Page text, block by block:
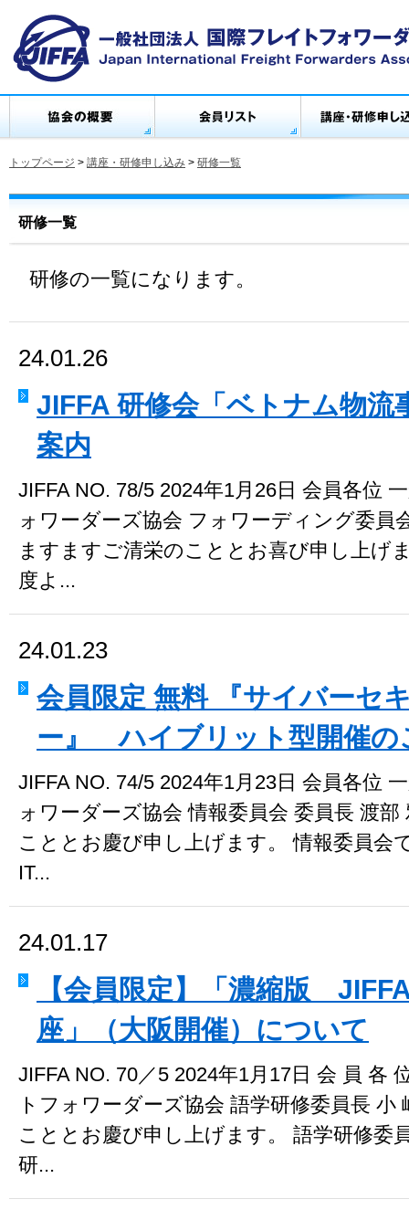
トップページ > 講座・研修申し込み > 研修一覧
研修一覧
研修の一覧になります。
24.01.26
JIFFA 研修会「ベトナム物流
案内
JIFFA NO. 78/5 2024年1月26日 会員各位
ォワーダーズ協会 フォワーディング委員
ますますご清栄のこととお喜び申し上げ
度よ...
24.01.23
会員限定 無料 『サイバーセ
ー』 ハイブリット型開催の
JIFFA NO. 74/5 2024年1月23日 会員各位
ォワーダーズ協会 情報委員会 委員長 渡
こととお慶び申し上げます。 情報委員会
IT...
24.01.17
【会員限定】「濃縮版
座」（大阪開催）について
JIFFA NO. 70／5 2024年1月17日 会 員 各
トフォワーダーズ協会 語学研修委員長 小
こととお慶び申し上げます。 語学研修委
研...